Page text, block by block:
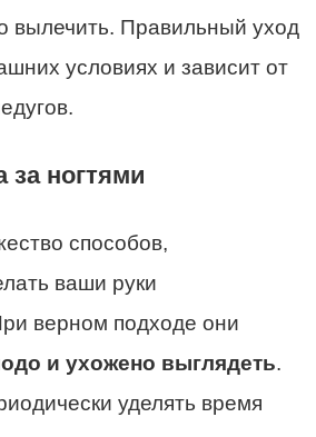
вылечить. Правильный уход
условиях и зависит от
за ногтями
способов,
ваши руки
верном подходе они
и ухожено выглядеть.
уделять время